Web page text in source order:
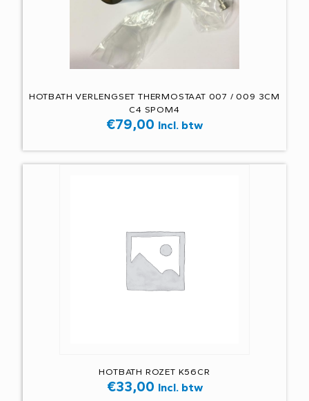
HOTBATH VERLENGSET THERMOSTAAT 007 / 009 3CM
C4 SPOM4
€79,00 Incl. btw
HOTBATH ROZET K56CR
€33,00 Incl. btw